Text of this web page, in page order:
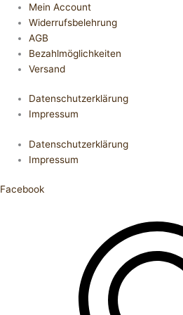
Mein Account
Widerrufsbelehrung
AGB
Bezahlmöglichkeiten
Versand
Datenschutzerklärung
Impressum
Datenschutzerklärung
Impressum
Facebook